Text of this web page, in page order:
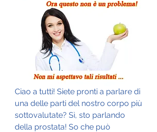
Ciao a tutti! Siete pronti a parlare di
una delle parti del nostro corpo più
sottovalutate? Sì, sto parlando
della prostata! So che può